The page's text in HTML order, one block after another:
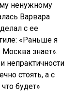
ненужному
Варвара
с ее
«Раньше я
Москва знает».
непрактичности
стоять, а с
будет»